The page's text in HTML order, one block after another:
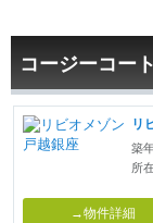
コージーコー
リ
築
所
→物件詳細